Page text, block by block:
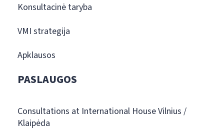
Konsultacinė taryba
VMI strategija
Apklausos
PASLAUGOS
Consultations at International House Vilnius /
Klaipėda